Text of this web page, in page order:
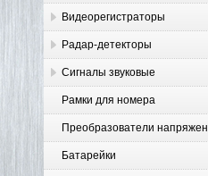
Видеорегистраторы
Радар-детекторы
Сигналы звуковые
Рамки для номера
Преобразователи
Батарейки